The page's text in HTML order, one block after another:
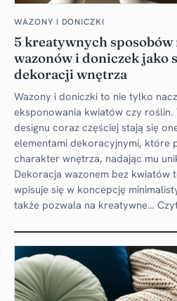
WAZONY I DONICZKI
5 kreatywnych
wazonów i doniczek jako
dekoracji wnętrza
Wazony i doniczki to nie tylko
eksponowania kwiatów czy roślin.
designu coraz częściej stają się
elementami dekoracyjnymi, które
charakter wnętrza, nadając mu
Dekoracja wazonem bez
wpisuje się w koncepcję
także pozwala na kreatywne…